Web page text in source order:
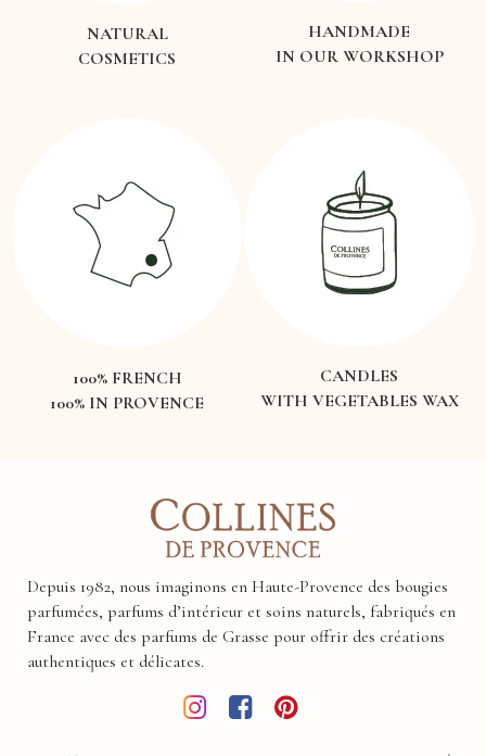
NATURAL
COSMETICS
HANDMADE
IN OUR WORKSHOP
100% FRENCH
100% IN PROVENCE
CANDLES
WITH VEGETABLES WAX
Depuis 1982, nous imaginons en Haute-Provence des bougies
parfumées, parfums d’intérieur et soins naturels, fabriqués en
France avec des parfums de Grasse pour offrir des créations
authentiques et délicates.